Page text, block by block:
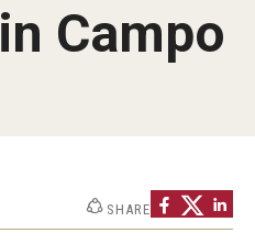
Giving
Space
Campo
SHARE